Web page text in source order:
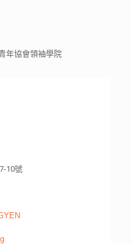
年協會領袖學院
10號